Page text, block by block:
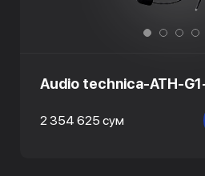
Audio technica-ATH-
2 354 625 сум